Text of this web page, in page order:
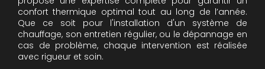
confort thermique optimal tout au long de l’année.
Que ce soit pour l'installation d'un système de
chauffage, son entretien régulier, ou le dépannage en
cas de problème, chaque intervention est réalisée
avec rigueur et soin.